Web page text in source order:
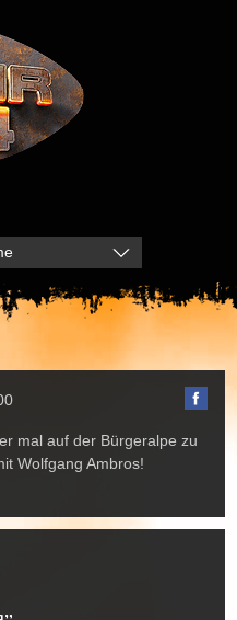
mal auf der Bürgeralpe zu
Wolfgang Ambros!